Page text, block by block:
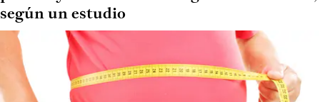
según un estudio